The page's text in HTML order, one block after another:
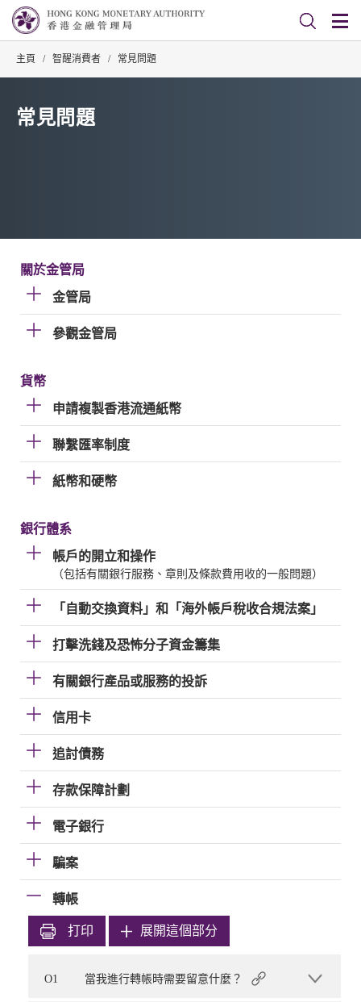
主頁 / 智醒消費者 / 常見問題
常見問題
關於金管局
金管局
參觀金管局
貨幣
申請複製香港流通紙幣
聯繫匯率制度
紙幣和硬幣
銀行體系
帳戶的開立和操作
（包括有關銀行服務、章則及條款費用收的一般問題）
「自動交換資料」和「海外帳戶稅收合規法案」
打擊洗錢及恐怖分子資金籌集
有關銀行產品或服務的投訴
信用卡
追討債務
存款保障計劃
電子銀行
騙案
轉帳
打印 展開這個部分
O1 當我進行轉帳時需要留意什麼？